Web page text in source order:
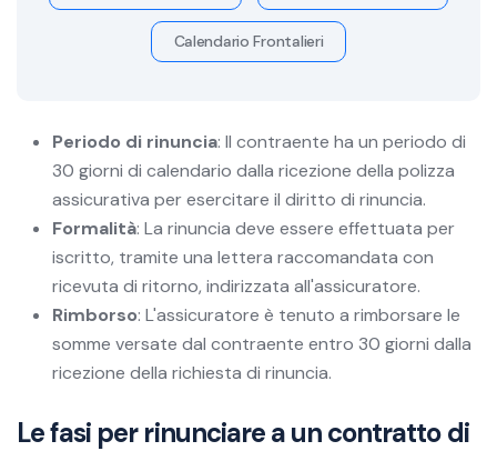
Calendario Frontalieri
Periodo di rinuncia: Il contraente ha un periodo di
30 giorni di calendario dalla ricezione della polizza
assicurativa per esercitare il diritto di rinuncia.
Formalità: La rinuncia deve essere effettuata per
iscritto, tramite una lettera raccomandata con
ricevuta di ritorno, indirizzata all'assicuratore.
Rimborso: L'assicuratore è tenuto a rimborsare le
somme versate dal contraente entro 30 giorni dalla
ricezione della richiesta di rinuncia.
Le fasi per rinunciare a un contratto di